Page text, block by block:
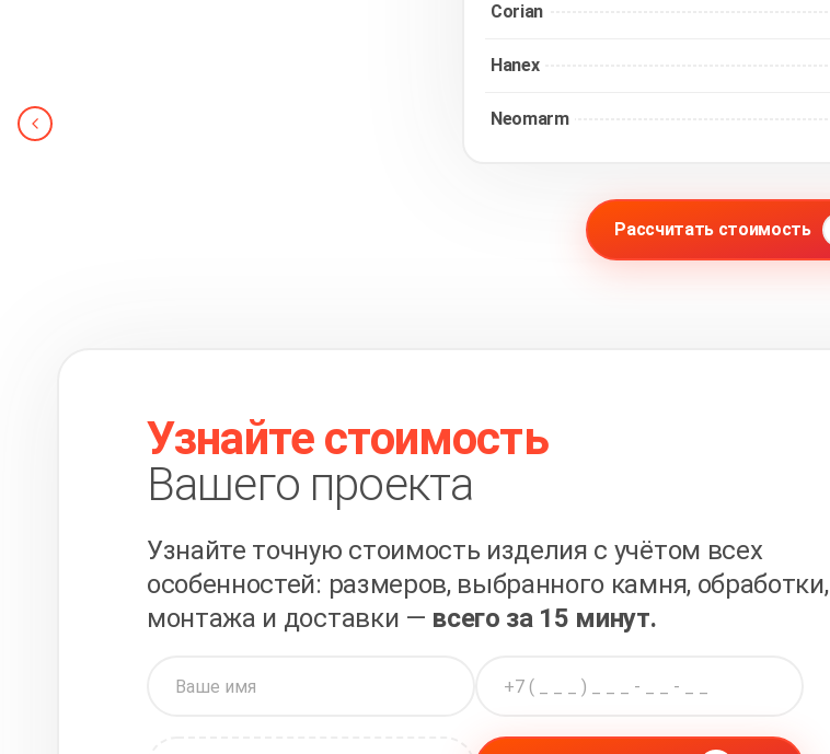
Corian
Hanex
Neomarm
Рассчитать стоимость
Узнайте стоимость
Вашего проекта
Узнайте точную стоимость изделия с учётом всех
особенностей: размеров, выбранного камня, обработки,
монтажа и доставки — всего за 15 минут.